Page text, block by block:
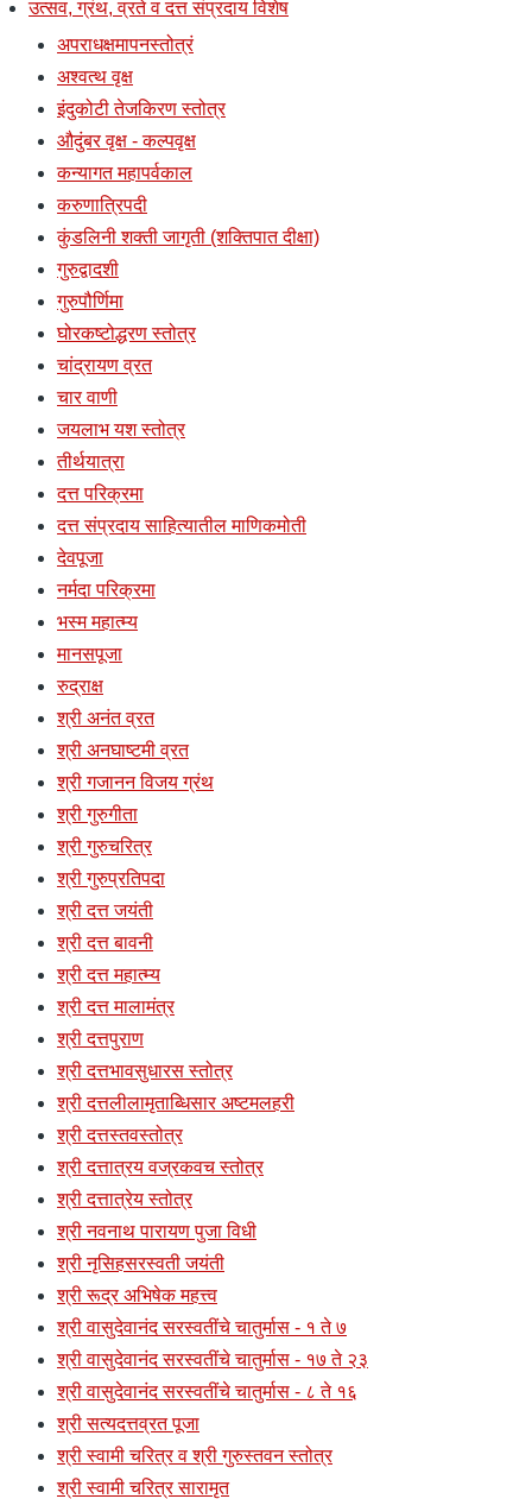
उत्सव, ग्रंथ, व्रते व दत्त संप्रदाय विशेष
अपराधक्षमापनस्तोत्रं
अश्वत्थ वृक्ष
इंदुकोटी तेजकिरण स्तोत्र
औदुंबर वृक्ष - कल्पवृक्ष
कन्यागत महापर्वकाल
करुणात्रिपदी
कुंडलिनी शक्ती जागृती (शक्तिपात दीक्षा)
गुरुद्वादशी
गुरुपौर्णिमा
घोरकष्टोद्धरण स्तोत्र
चांद्रायण व्रत
चार वाणी
जयलाभ यश स्तोत्र
तीर्थयात्रा
दत्त परिक्रमा
दत्त संप्रदाय साहित्यातील माणिकमोती
देवपूजा
नर्मदा परिक्रमा
भस्म महात्म्य
मानसपूजा
रुद्राक्ष
श्री अनंत व्रत
श्री अनघाष्टमी व्रत
श्री गजानन विजय ग्रंथ
श्री गुरुगीता
श्री गुरुचरित्र
श्री गुरुप्रतिपदा
श्री दत्त जयंती
श्री दत्त बावनी
श्री दत्त महात्म्य
श्री दत्त मालामंत्र
श्री दत्तपुराण
श्री दत्तभावसुधारस स्तोत्र
श्री दत्तलीलामृताब्धिसार अष्टमलहरी
श्री दत्तस्तवस्तोत्र
श्री दत्तात्रय वज्रकवच स्तोत्र
श्री दत्तात्रेय स्तोत्र
श्री नवनाथ पारायण पुजा विधी
श्री नृसिहसरस्वती जयंती
श्री रूद्र अभिषेक महत्त्व
श्री वासुदेवानंद सरस्वतींचे चातुर्मास - १ ते ७
श्री वासुदेवानंद सरस्वतींचे चातुर्मास - १७ ते २३
श्री वासुदेवानंद सरस्वतींचे चातुर्मास - ८ ते १६
श्री सत्यदत्तव्रत पूजा
श्री स्वामी चरित्र व श्री गुरुस्तवन स्तोत्र
श्री स्वामी चरित्र सारामृत